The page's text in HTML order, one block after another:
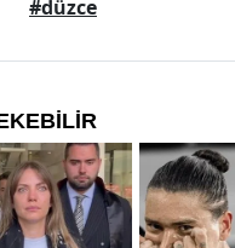
#düzce